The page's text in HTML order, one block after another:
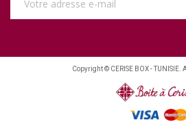
Copyright © CERISE BOX - TUNISIE.